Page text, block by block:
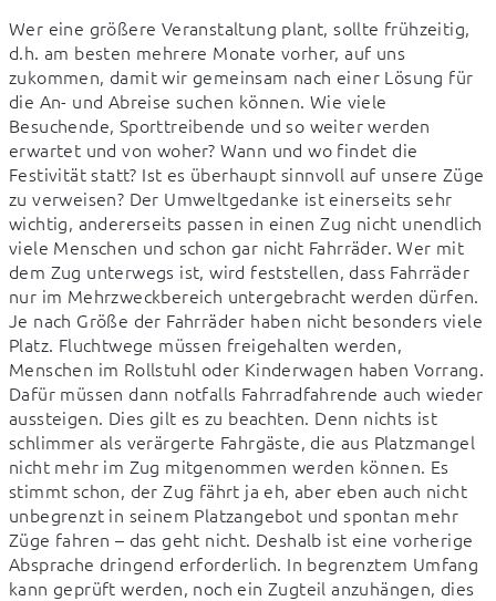
Wer eine größere Veranstaltung plant, sollte frühzeitig,
d.h. am besten mehrere Monate vorher, auf uns
zukommen, damit wir gemeinsam nach einer Lösung für
die An- und Abreise suchen können. Wie viele
Besuchende, Sporttreibende und so weiter werden
erwartet und von woher? Wann und wo findet die
Festivität statt? Ist es überhaupt sinnvoll auf unsere Züge
zu verweisen? Der Umweltgedanke ist einerseits sehr
wichtig, andererseits passen in einen Zug nicht unendlich
viele Menschen und schon gar nicht Fahrräder. Wer mit
dem Zug unterwegs ist, wird feststellen, dass Fahrräder
nur im Mehrzweckbereich untergebracht werden dürfen.
Je nach Größe der Fahrräder haben nicht besonders viele
Platz. Fluchtwege müssen freigehalten werden,
Menschen im Rollstuhl oder Kinderwagen haben Vorrang.
Dafür müssen dann notfalls Fahrradfahrende auch wieder
aussteigen. Dies gilt es zu beachten. Denn nichts ist
schlimmer als verärgerte Fahrgäste, die aus Platzmangel
nicht mehr im Zug mitgenommen werden können. Es
stimmt schon, der Zug fährt ja eh, aber eben auch nicht
unbegrenzt in seinem Platzangebot und spontan mehr
Züge fahren – das geht nicht. Deshalb ist eine vorherige
Absprache dringend erforderlich. In begrenztem Umfang
kann geprüft werden, noch ein Zugteil anzuhängen, dies